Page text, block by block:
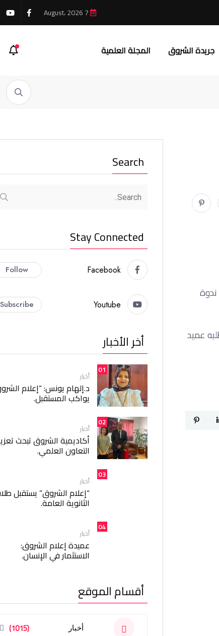
جريدة الشروق المجلة العلمية
عميد
Search
Stay Connected
Facebook
Follow
Youtube
Subscribe
أخر الأخبار
01
أخبار
د.إلهام يونس: “إعلام
يواكب المستقبل.
02
أخبار
أكاديمية الشروق تبحث
التعاون العلمي.
03
أخبار
“إعلام الشروق” يستقبل
الثانوية العامة.
04
أخبار
عميدة إعلام الشروق:
الاستثمار في الإنسان.
أقسام الموقع
أخبار (1015)